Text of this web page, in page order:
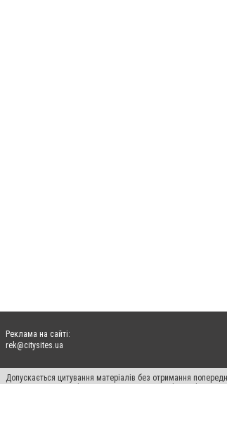
Реклама на сайті:
rek@citysites.ua
Допускається цитування матеріалів без отримання
пошукових систем гіперпосилання на цитовані статті не